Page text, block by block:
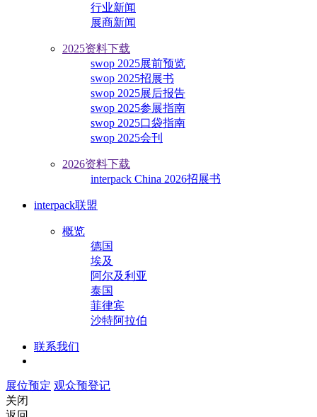
行业新闻
展商新闻
2025资料下载
swop 2025展前预览
swop 2025招展书
swop 2025展后报告
swop 2025参展指南
swop 2025口袋指南
swop 2025会刊
2026资料下载
interpack China 2026招展书
interpack联盟
概览
德国
埃及
阿尔及利亚
泰国
菲律宾
沙特阿拉伯
联系我们
展位预定 观众预登记
关闭